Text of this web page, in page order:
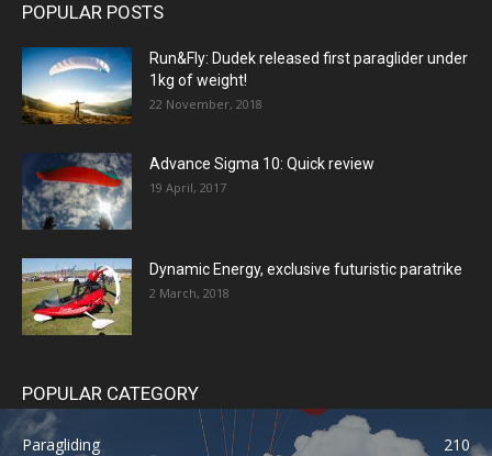
POPULAR POSTS
Run&Fly: Dudek released first paraglider under
1kg of weight!
22 November, 2018
Advance Sigma 10: Quick review
19 April, 2017
Dynamic Energy, exclusive futuristic paratrike
2 March, 2018
POPULAR CATEGORY
Paragliding 210